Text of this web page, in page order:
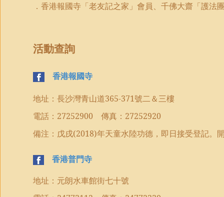
．香港報國寺「老友記之家」會員、千佛大齋「護法
活動查詢
香港報國寺
地址：長沙灣青山道365-371號二＆三樓
電話： 27252900 傳真： 27252920
備注：戊戌(2018)年天童水陸功德，即日接受登記。
香港普門寺
地址：元朗水車館街七十號